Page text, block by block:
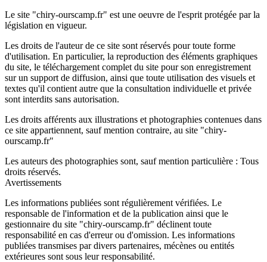
Le site "chiry-ourscamp.fr" est une oeuvre de l'esprit protégée par la
législation en vigueur.
Les droits de l'auteur de ce site sont réservés pour toute forme
d'utilisation. En particulier, la reproduction des éléments graphiques
du site, le téléchargement complet du site pour son enregistrement
sur un support de diffusion, ainsi que toute utilisation des visuels et
textes qu'il contient autre que la consultation individuelle et privée
sont interdits sans autorisation.
Les droits afférents aux illustrations et photographies contenues dans
ce site appartiennent, sauf mention contraire, au site "chiry-
ourscamp.fr"
Les auteurs des photographies sont, sauf mention particulière : Tous
droits réservés.
Avertissements
Les informations publiées sont régulièrement vérifiées. Le
responsable de l'information et de la publication ainsi que le
gestionnaire du site "chiry-ourscamp.fr" déclinent toute
responsabilité en cas d'erreur ou d'omission. Les informations
publiées transmises par divers partenaires, mécènes ou entités
extérieures sont sous leur responsabilité.